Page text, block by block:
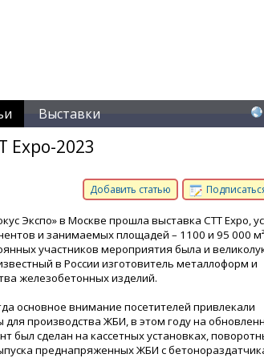
Выставки
Expo-2023
Добавить статью
Экспо» в Москве прошла выставка CTT Expo,
и занимаемых площадей – 1100 и 95 000
участников мероприятия была и
в России изготовитель металлоформ и
железобетонных изделий.
основное внимание посетителей привлекали
производства ЖБИ, в этом году на
был сделан на кассетных установках,
преднапряженных ЖБИ с